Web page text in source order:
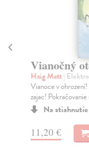
Vianočný
Haig Matt|
Vianoce v
zajac!
Na
11,20 €